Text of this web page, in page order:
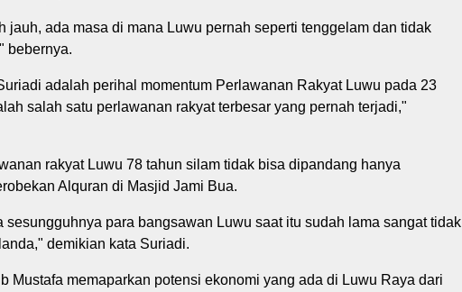
jauh, ada masa di mana Luwu pernah seperti tenggelam dan tidak
bebernya.
adalah perihal momentum Perlawanan Rakyat Luwu pada 23
salah satu perlawanan rakyat terbesar yang pernah terjadi,"
rakyat Luwu 78 tahun silam tidak bisa dipandang hanya
Alquran di Masjid Jami Bua.
sesungguhnya para bangsawan Luwu saat itu sudah lama sangat tidak
demikian kata Suriadi.
Mustafa memaparkan potensi ekonomi yang ada di Luwu Raya dari